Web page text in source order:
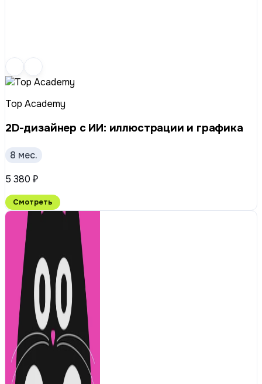
Top Academy
2D-дизайнер с ИИ: иллюстрации и графика
8 мес.
5 380 ₽
Смотреть